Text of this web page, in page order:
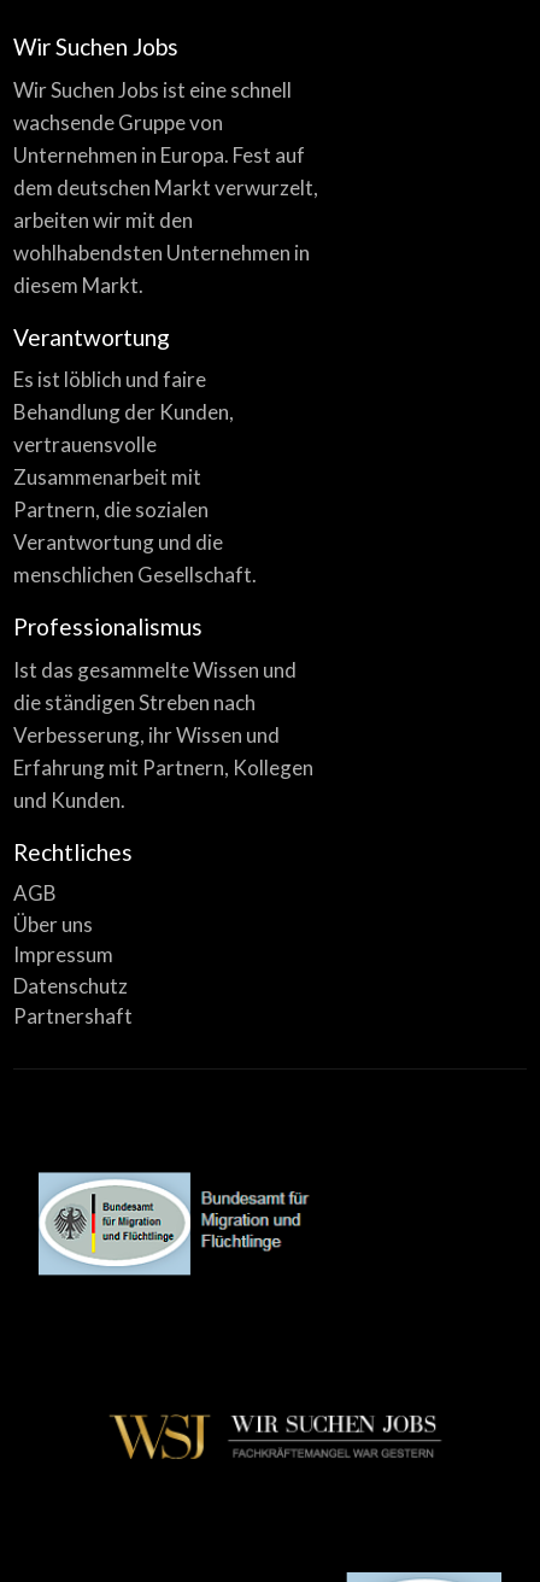
Wir Suchen Jobs
Wir Suchen Jobs ist eine schnell
wachsende Gruppe von
Unternehmen in Europa. Fest auf
dem deutschen Markt verwurzelt,
arbeiten wir mit den
wohlhabendsten Unternehmen in
diesem Markt.
Verantwortung
Es ist löblich und faire
Behandlung der Kunden,
vertrauensvolle
Zusammenarbeit mit
Partnern, die sozialen
Verantwortung und die
menschlichen Gesellschaft.
Professionalismus
Ist das gesammelte Wissen und
die ständigen Streben nach
Verbesserung, ihr Wissen und
Erfahrung mit Partnern, Kollegen
und Kunden.
Rechtliches
AGB
Über uns
Impressum
Datenschutz
Partnershaft